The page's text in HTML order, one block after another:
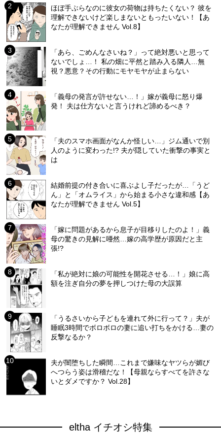
ほぼ手ぶらなのに彼女の荷物は持ちたくない？ 彼を
理解できないけど楽しまないともったいない！【あ
なたが理解できません Vol.8】
「あら、ごめんなさいね？」って絶対悪いと思って
ないでしょ…！ 私の畑に平然と踏み入る隣人…無
視？悪意？その行動にモヤモヤが止まらない
「義母の発言が許せない…！」嫁が義母に怒り爆
発！ 夫は仕方ないと言うけれど諦めるべき？
「夫のスマホ画面がなんか怪しい…」ジム通いで別
人のように変わった!? 夫が隠していた衝撃の事実と
は
結婚前提の付き合いに喜ぶよし子だったが…「うど
ん」と「オムライス」から始まる小さな違和感【あ
なたが理解できません Vol.5】
「嫁に問題があるから息子が目移りしたのよ！」義
母の驚きの見解に唖然…嫁の高学歴が原因だと主
張!?
「私が絶対に娘の可能性を開花させる…！」娘に高
額を注ぎ自分の夢を押しつけた母の大誤算
「うるさいから子どもを連れて外に行って？」夫が
睡眠3時間でボロボロの妻に追い打ちをかける…妻の
反撃なるか？
夫が闇堕ちした瞬間…これまで嫌味なヤツらが媚び
へつらう姿は滑稽だな！【母親ならすべてを許さな
いとダメですか？ Vol.28】
eltha イチオシ特集